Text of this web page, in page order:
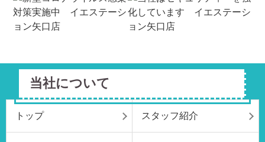
当社について
トップ スタッフ紹介